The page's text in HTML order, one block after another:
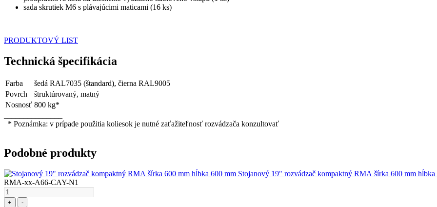
sada skrutiek M6 s plávajúcimi maticami (16 ks)
PRODUKTOVÝ LIST
Technická špecifikácia
Farba
šedá RAL7035 (štandard), čierna RAL9005
Povrch
štruktúrovaný, matný
Nosnosť 800 kg*
* Poznámka: v prípade použitia koliesok je nutné zaťažiteľnosť rozvádzača konzultovať
Podobné produkty
Stojanový 19" rozvádzač kompaktný RMA šírka 600 mm hĺbka
RMA-xx-A66-CAY-N1
+ -